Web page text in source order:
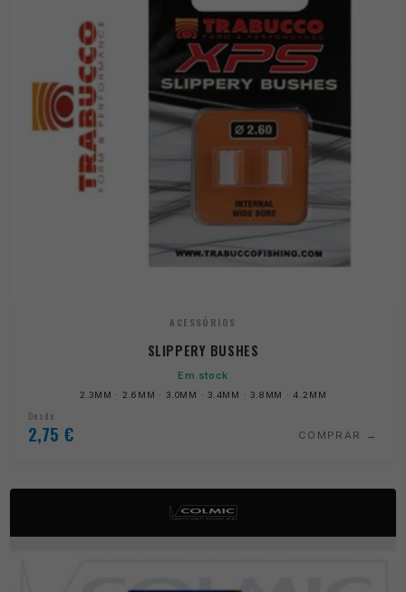
ACESSÓRIOS
SLIPPERY BUSHES
Em stock
2.3MM · 2.6MM · 3.0MM · 3.4MM · 3.8MM · 4.2MM
Desde
2,75 € COMPRAR